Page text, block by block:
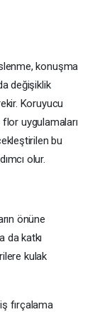
konuşma
değişiklik
Koruyucu
flor uygulamaları
bu
olur.
önüne
da katkı
kulak
fırçalama